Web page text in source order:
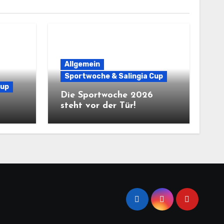
Allgemein
Sportwoche & Salingia Cup
Die Sportwoche 2026
steht vor der Tür!